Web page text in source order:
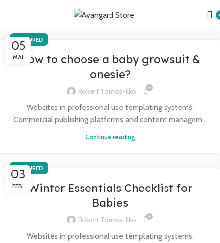
05
MAI
FEATURED
How to choose a baby growsuit &
onesie?
Robert Tomos-Ilko 0
Websites in professional use templating systems.
Commercial publishing platforms and content managem...
Continue reading
03
FEB.
FEATURED
Winter Essentials Checklist for
Babies
Robert Tomos-Ilko 0
Websites in professional use templating systems.